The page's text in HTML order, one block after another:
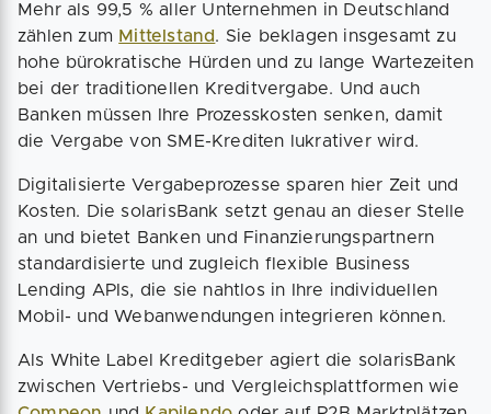
Mehr als 99,5 % aller Unternehmen in Deutschland
zählen zum Mittelstand. Sie beklagen insgesamt zu
hohe bürokratische Hürden und zu lange Wartezeiten
bei der traditionellen Kreditvergabe. Und auch
Banken müssen Ihre Prozesskosten senken, damit
die Vergabe von SME-Krediten lukrativer wird.
Digitalisierte Vergabeprozesse sparen hier Zeit und
Kosten. Die solarisBank setzt genau an dieser Stelle
an und bietet Banken und Finanzierungspartnern
standardisierte und zugleich flexible Business
Lending APIs, die sie nahtlos in Ihre individuellen
Mobil- und Webanwendungen integrieren können.
Als White Label Kreditgeber agiert die solarisBank
zwischen Vertriebs- und Vergleichsplattformen wie